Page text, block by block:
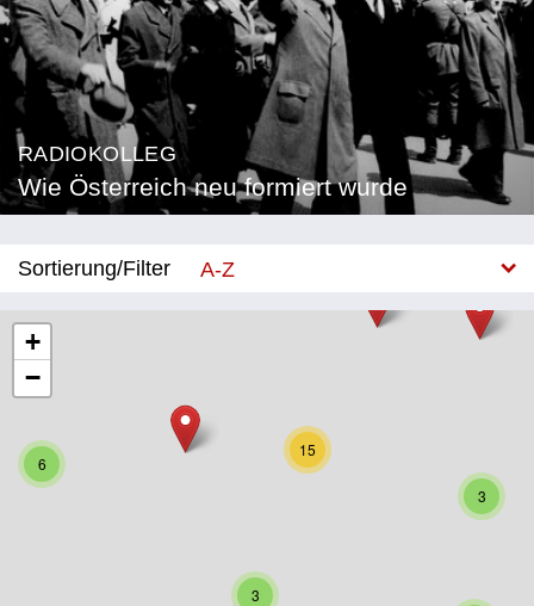
RADIOKOLLEG
Wie Österreich neu formiert wurde
Sortierung/Filter
A-Z
Burgenland
Oberösterreich
3
3
15
6
+
−